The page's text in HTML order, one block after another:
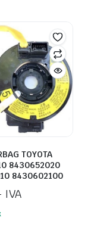
TOYOTA
8430652020
8430602100
IVA